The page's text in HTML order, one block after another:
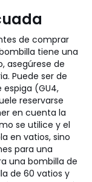
de comprar
tiene una
asegúrese de
Puede ser de
espiga (GU4,
reservarse
en cuenta la
se utilice y el
en vatios, sino
para una
una bombilla de
de 60 vatios y